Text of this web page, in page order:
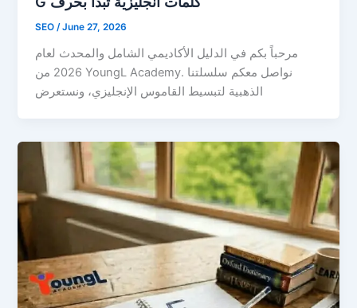
SEO/June 27, 2026
مرحباً بكم في الدليل الأكاديمي الشامل والمحدث لعام
2026 من YoungL Academy. نواصل معكم سلسلتنا
الذهبية لتبسيط القاموس الإنجليزي، ونستعرض